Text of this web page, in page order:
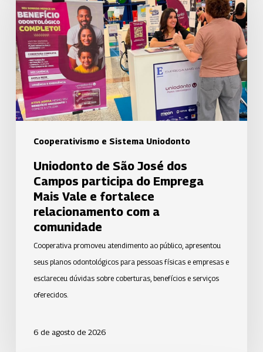
Cooperativismo e Sistema Uniodonto
São
José
dos
Campos
participa
do
Emprega
Mais
Vale
fortalece
relacionamento
com
Uniodonto de São José dos
Campos participa do Emprega
Mais Vale e fortalece
relacionamento com a
comunidade
Cooperativa promoveu atendimento ao público, apresentou
seus planos odontológicos para pessoas físicas e empresas e
esclareceu dúvidas sobre coberturas, benefícios e serviços
oferecidos.
6 de agosto de 2026